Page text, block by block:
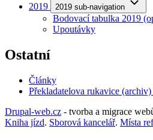
2019
2019 sub-navigation
Bodovací tabulka 2019
Upoutávky
Ostatní
Články
Překladatelova rukavice (archiv)
Drupal-web.cz - tvorba a migrace
Kniha jízd. Sborová kancelář. Místa